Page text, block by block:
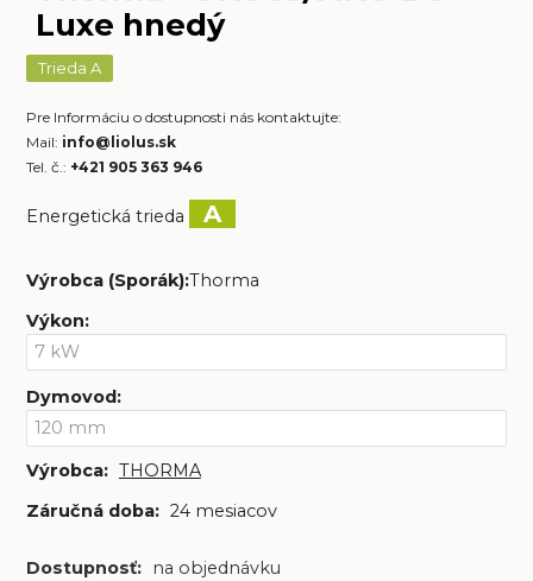
Luxe hnedý
Trieda A
Pre Informáciu o dostupnosti nás kontaktujte:
Mail: info@liolus.sk
Tel. č.: +421 905 363 946
Energetická trieda A
Výrobca (Sporák):Thorma
Výkon:
Dymovod:
Výrobca: THORMA
Záručná doba: 24 mesiacov
Dostupnosť:
na objednávku